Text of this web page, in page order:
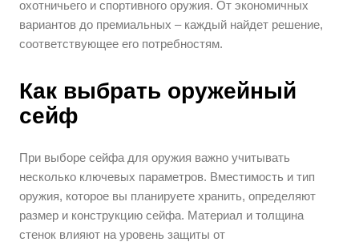
охотничьего и спортивного оружия. От экономичных
вариантов до премиальных – каждый найдет решение,
соответствующее его потребностям.
Как выбрать оружейный
сейф
При выборе сейфа для оружия важно учитывать
несколько ключевых параметров. Вместимость и тип
оружия, которое вы планируете хранить, определяют
размер и конструкцию сейфа. Материал и толщина
стенок влияют на уровень защиты от